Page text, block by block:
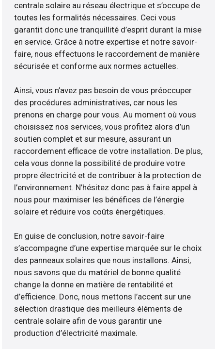
centrale solaire au réseau électrique et s’occupe de
toutes les formalités nécessaires. Ceci vous
garantit donc une tranquillité d’esprit durant la mise
en service. Grâce à notre expertise et notre savoir-
faire, nous effectuons le raccordement de manière
sécurisée et conforme aux normes actuelles.
Ainsi, vous n’avez pas besoin de vous préoccuper
des procédures administratives, car nous les
prenons en charge pour vous. Au moment où vous
choisissez nos services, vous profitez alors d’un
soutien complet et sur mesure, assurant un
raccordement efficace de votre installation. De plus,
cela vous donne la possibilité de produire votre
propre électricité et de contribuer à la protection de
l’environnement. N’hésitez donc pas à faire appel à
nous pour maximiser les bénéfices de l’énergie
solaire et réduire vos coûts énergétiques.
En guise de conclusion, notre savoir-faire
s’accompagne d’une expertise marquée sur le choix
des panneaux solaires que nous installons. Ainsi,
nous savons que du matériel de bonne qualité
change la donne en matière de rentabilité et
d’efficience. Donc, nous mettons l’accent sur une
sélection drastique des meilleurs éléments de
centrale solaire afin de vous garantir une
production d’électricité maximale.